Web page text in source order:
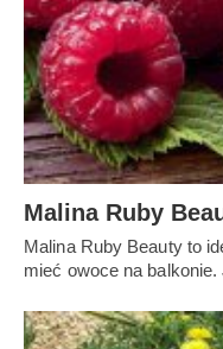
Malina Ruby
Malina Ruby Beauty to
mieć owoce na